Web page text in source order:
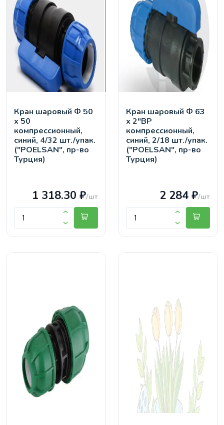
Кран шaровый Ф 50
х 50
компрессионный,
синий, 4/32 шт./упак.
("POELSAN", пр-во
Турция)
1 318.30 ₽/шт
Кран шaровый Ф 63
х 2"ВР
компрессионный,
синий, 2/18 шт./упак.
("POELSAN", пр-во
Турция)
2 284 ₽/шт